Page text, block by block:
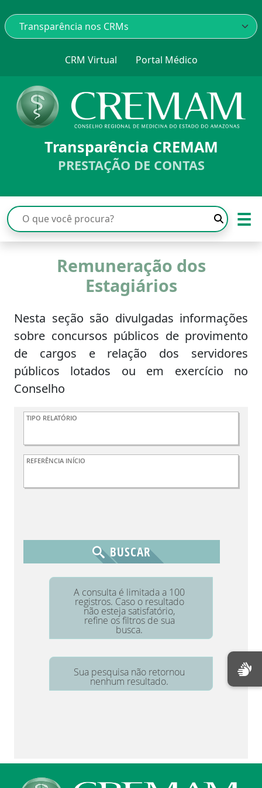
CRM Virtual Portal Médico
Transparência CREMAM
PRESTAÇÃO DE CONTAS
☰
Remuneração dos
Estagiários
Nesta seção são divulgadas informações
sobre concursos públicos de provimento
de cargos e relação dos servidores
públicos lotados ou em exercício no
Conselho